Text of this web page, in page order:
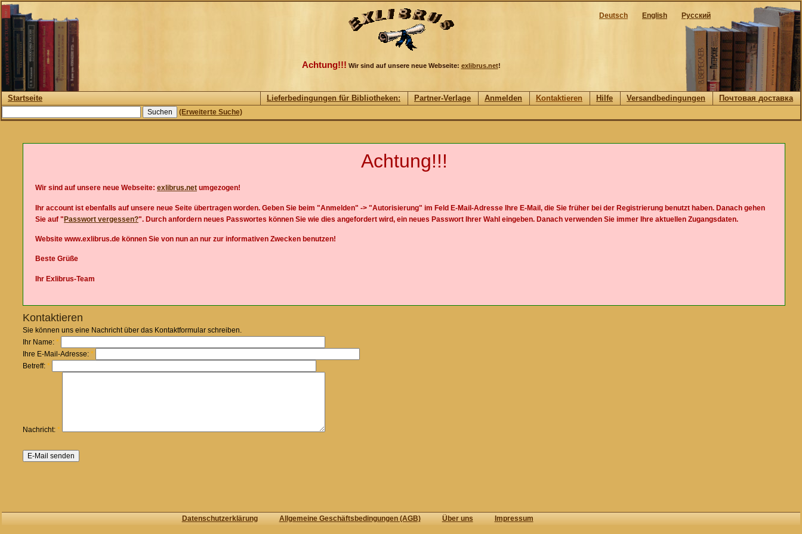
Русский
English
Deutsch
Achtung!!! Wir sind auf unsere neue Webseite: exlibrus.net!
Startseite Lieferbedingungen für Bibliotheken: Partner-Verlage Anmelden Kontaktieren Hilfe Versandbedingungen Почтовая доставка
(Erweiterte Suche)
Achtung!!!
Wir sind auf unsere neue Webseite: exlibrus.net umgezogen!
Ihr account ist ebenfalls auf unsere neue Seite übertragen worden. Geben Sie beim "Anmelden" -> "Autorisierung" im Feld E-Mail-Adresse Ihre E-Mail, die Sie früher bei der Registrierung benutzt haben. Danach gehen
Sie auf "Passwort vergessen?". Durch anfordern neues Passwortes können Sie wie dies angefordert wird, ein neues Passwort Ihrer Wahl eingeben. Danach verwenden Sie immer Ihre aktuellen Zugangsdaten.
Website www.exlibrus.de können Sie von nun an nur zur informativen Zwecken benutzen!
Beste Grüße
Ihr Exlibrus-Team
Kontaktieren
Sie können uns eine Nachricht über das Kontaktformular schreiben.
Ihr Name: *
Ihre E-Mail-Adresse: *
Betreff: *
Nachricht: *
Datenschutzerklärung Allgemeine Geschäftsbedingungen (AGB) Über uns Impressum